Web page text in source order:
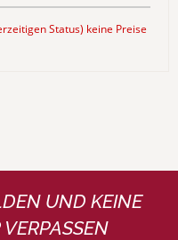
Status) keine Preise
UND KEINE